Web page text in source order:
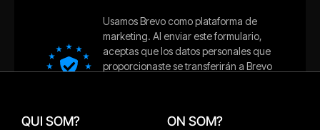
QUI SOM? ON SOM?